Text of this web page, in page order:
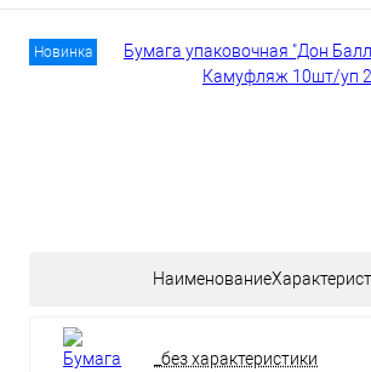
Новинка
_без характеристики